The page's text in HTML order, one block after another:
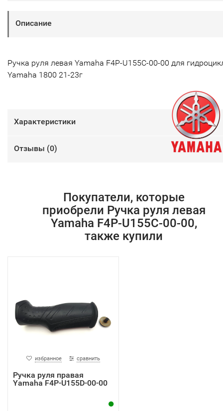
Описание
Ручка руля левая Yamaha F4P-U155C-00-00 для
Yamaha 1800 21-23г
Характеристики
Отзывы (0)
Покупатели, которые
приобрели Ручка руля левая
Yamaha F4P-U155C-00-00,
также купили
избранное сравнить
Ручка руля правая
Yamaha F4P-U155D-00-00